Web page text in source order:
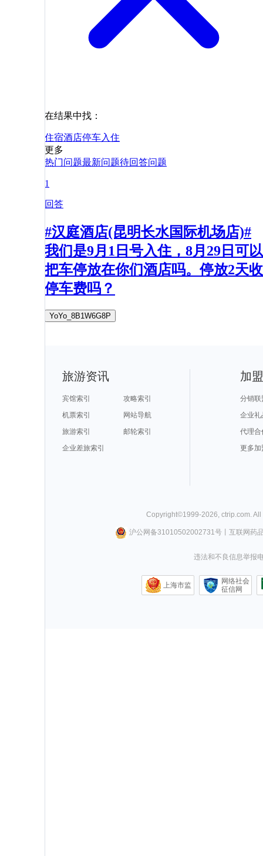
在结果中找：
住宿酒店停车入住
更多
热门问题最新问题待回答问题
1
回答
#汉庭酒店(昆明长水国际机场店)#
我们是9月1日号入住，8月29日可以
把车停放在你们酒店吗。停放2天收
停车费吗？
YoYo_8B1W6G8P
旅游资讯
宾馆索引
攻略索引
机票索引
网站导航
旅游索引
邮轮索引
企业差旅索引
加
分销联
企业礼
代理合
更多加
Copyright©1999-2026 ctrip.com .
沪公网备31010502002731号丨 互联网药
违法和不良信息举报
上海市监
网络社会
征信网